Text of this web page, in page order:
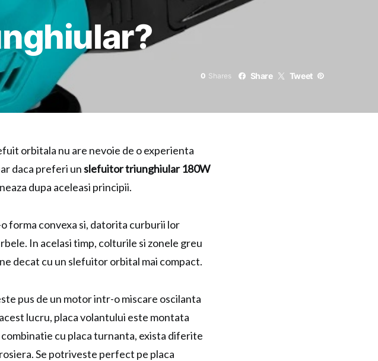
0 Shares Share Tweet
orbitala nu are nevoie de o experienta
daca preferi unslefuitor triunghiular 180W
dupa aceleasi principii.
forma convexa si, datorita curburii lor
In acelasi timp, colturile si zonele greu
decat cu un slefuitor orbital mai compact.
pus de un motor intr-o miscare oscilanta
lucru, placa volantului este montata
cu placa turnanta, exista diferite
Se potriveste perfect pe placa